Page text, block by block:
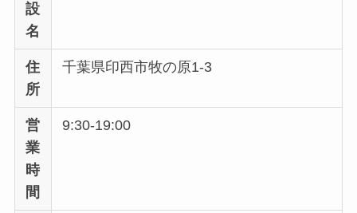
設
名
住
所
千葉県印西市牧の原1-3
営
業
時
間
9:30-19:00